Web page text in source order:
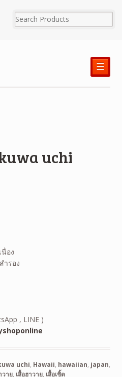
☰
uchi
อง
ำรอง
, LINE )
uchi, Hawaii, hawaiian, japan,
วาย, เสื้อฮาวาย, เสื้อเชิ้ต